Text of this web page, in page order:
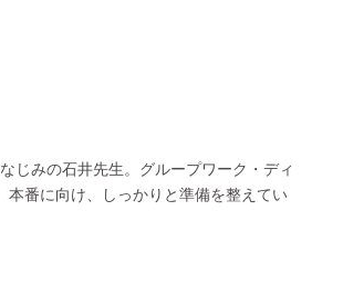
じみの石井先生。グループワーク・ディ
本番に向け、しっかりと準備を整えてい